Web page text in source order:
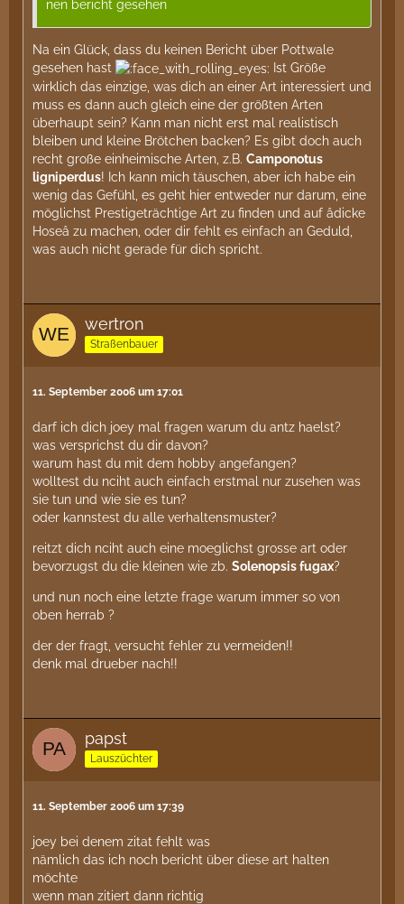
nen bericht gesehen
Na ein Glück, dass du keinen Bericht über Pottwale
gesehen hast
Ist Größe
wirklich das einzige, was dich an einer Art interessiert und
muss es dann auch gleich eine der größten Arten
überhaupt sein? Kann man nicht erst mal realistisch
bleiben und kleine Brötchen backen? Es gibt doch auch
recht große einheimische Arten, z.B. Camponotus
ligniperdus! Ich kann mich täuschen, aber ich habe ein
wenig das Gefühl, es geht hier entweder nur darum, eine
möglichst Prestigeträchtige Art zu finden und auf âdicke
Hoseâ zu machen, oder dir fehlt es einfach an Geduld,
was auch nicht gerade für dich spricht.
wertron
Straßenbauer
11. September 2006 um 17:01
darf ich dich joey mal fragen warum du antz haelst?
was versprichst du dir davon?
warum hast du mit dem hobby angefangen?
wolltest du nciht auch einfach erstmal nur zusehen was
sie tun und wie sie es tun?
oder kannstest du alle verhaltensmuster?
reitzt dich nciht auch eine moeglichst grosse art oder
bevorzugst du die kleinen wie zb. Solenopsis fugax?
und nun noch eine letzte frage warum immer so von
oben herrab ?
der der fragt, versucht fehler zu vermeiden!!
denk mal drueber nach!!
papst
Lauszüchter
11. September 2006 um 17:39
joey bei denem zitat fehlt was
nämlich das ich noch bericht über diese art halten
möchte
wenn man zitiert dann richtig